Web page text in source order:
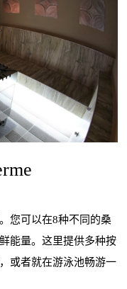
可以在8种不同的桑
能量。这里提供多种按
或者就在游泳池畅游一